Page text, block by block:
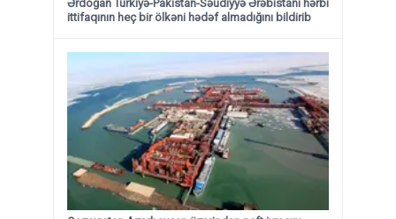
Ərdoğan Türkiyə-Pakistan-Səudiyyə Ərəbistanı hərbi
ittifaqının heç bir ölkəni hədəf almadığını bildirib